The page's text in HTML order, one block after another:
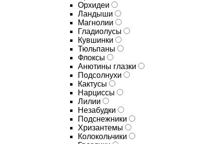
Орхидеи
Ландыши
Магнолии
Гладиолусы
Кувшинки
Тюльпаны
Флоксы
Анютины глазки
Подсолнухи
Кактусы
Нарциссы
Лилии
Незабудки
Подснежники
Хризантемы
Колокольчики